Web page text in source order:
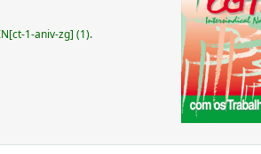
1-aniv-zg] (1).